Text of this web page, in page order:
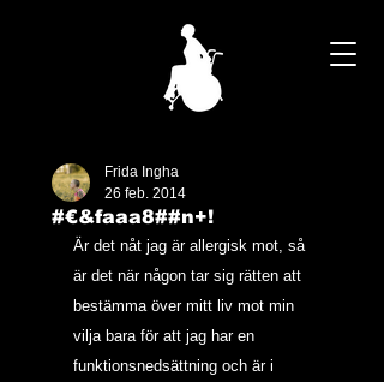
#€&faaa8##n+!
Frida Ingha
26 feb. 2014
Är det nåt jag är allergisk mot, så
är det när någon tar sig rätten att
bestämma över mitt liv mot min
vilja bara för att jag har en
funktionsnedsättning och är i